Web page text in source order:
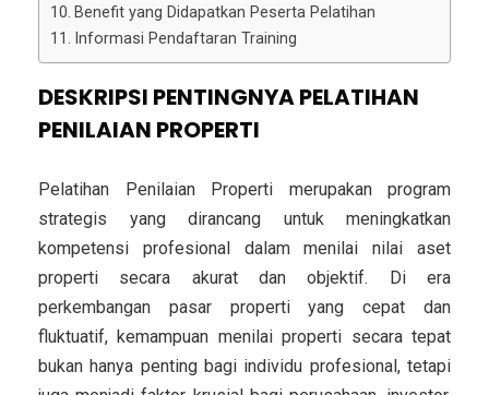
Benefit yang Didapatkan Peserta Pelatihan
Informasi Pendaftaran Training
DESKRIPSI PENTINGNYA PELATIHAN
PENILAIAN PROPERTI
Pelatihan Penilaian Properti merupakan program
strategis yang dirancang untuk meningkatkan
kompetensi profesional dalam menilai nilai aset
properti secara akurat dan objektif. Di era
perkembangan pasar properti yang cepat dan
fluktuatif, kemampuan menilai properti secara tepat
bukan hanya penting bagi individu profesional, tetapi